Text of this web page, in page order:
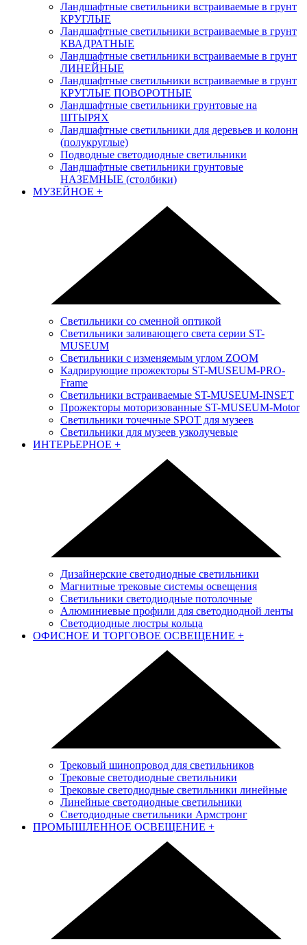
Ландшафтные светильники встраиваемые в грунт
КРУГЛЫЕ
Ландшафтные светильники встраиваемые в грунт
КВАДРАТНЫЕ
Ландшафтные светильники встраиваемые в грунт
ЛИНЕЙНЫЕ
Ландшафтные светильники встраиваемые в грунт
КРУГЛЫЕ ПОВОРОТНЫЕ
Ландшафтные светильники грунтовые на
ШТЫРЯХ
Ландшафтные светильники для деревьев и колонн
(полукруглые)
Подводные светодиодные светильники
Ландшафтные светильники грунтовые
НАЗЕМНЫЕ (столбики)
МУЗЕЙНОЕ +
Светильники со сменной оптикой
Светильники заливающего света серии ST-
MUSEUM
Светильники с изменяемым углом ZOOM
Кадрирующие прожекторы ST-MUSEUM-PRO-
Frame
Светильники встраиваемые ST-MUSEUM-INSET
Прожекторы моторизованные ST-MUSEUM-Motor
Светильники точечные SPOT для музеев
Светильники для музеев узколучевые
ИНТЕРЬЕРНОЕ +
Дизайнерские светодиодные светильники
Магнитные трековые системы освещения
Светильники светодиодные потолочные
Алюминиевые профили для светодиодной ленты
Светодиодные люстры кольца
ОФИСНОЕ И ТОРГОВОЕ ОСВЕЩЕНИЕ +
Трековый шинопровод для светильников
Трековые светодиодные светильники
Трековые светодиодные светильники линейные
Линейные светодиодные светильники
Светодиодные светильники Армстронг
ПРОМЫШЛЕННОЕ ОСВЕЩЕНИЕ +